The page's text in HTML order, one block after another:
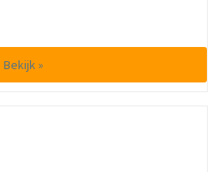
Bekijk »